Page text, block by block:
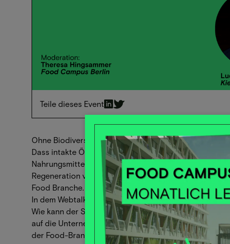
Teile dieses Event
Ohne Biodiversität keine stabilen Ökosysteme - Ohne
Dass intakte Ökosysteme und hohe Biodiversität der
Nahrungsmittelproduktion – und damit unserer
Regeneration von Ökosystemen sind essenziell für
Food Branche.
In dem Webtalk „Biodiversität trifft Food-Branche“
Wie kann der Schutz und die Förderung von
auf die Unternehmensagenda gebracht werden?
der Food-Branche dabei und wie können